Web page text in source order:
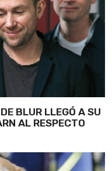
BLUR LLEGÓ A SU
AL RESPECTO